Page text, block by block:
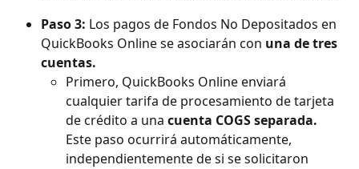
Paso 3: Los pagos de Fondos No Depositados en
QuickBooks Online se asociarán con una de tres
cuentas.
Primero, QuickBooks Online enviará
cualquier tarifa de procesamiento de tarjeta
de crédito a una cuenta COGS separada.
Este paso ocurrirá automáticamente,
independientemente de si se solicitaron